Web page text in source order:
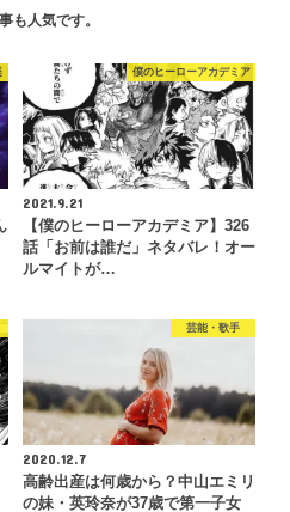
も人気です。
僕のヒーローアカデミア
2021.9.21
【僕のヒーローアカデミア】326
話「お前は誰だ」ネタバレ！オー
ルマイトが…
芸能・歌手
2020.12.7
高齢出産は何歳から？中山エミリ
の妹・英玲奈が37歳で第一子女